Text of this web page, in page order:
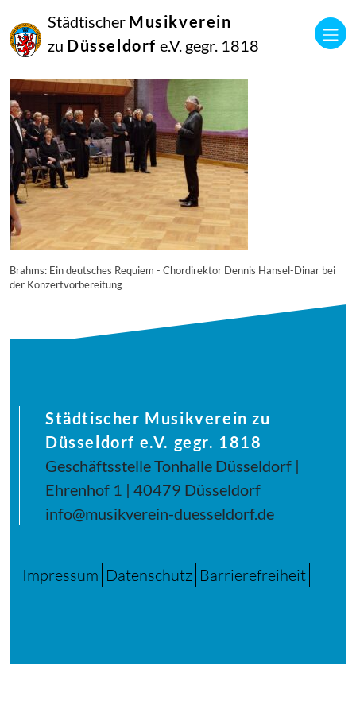
Städtischer Musikverein
zu Düsseldorf e.V. gegr. 1818
November
2024
Manfred Hill
Brahms: Ein deutsches Requiem - Chordirektor Dennis Hansel-Dinar bei
der Konzertvorbereitung
Städtischer Musikverein zu
Düsseldorf e.V. gegr. 1818
Geschäftsstelle Tonhalle Düsseldorf |
Ehrenhof 1 | 40479 Düsseldorf
info@musikverein-duesseldorf.de
Impressum Datenschutz Barrierefreiheit